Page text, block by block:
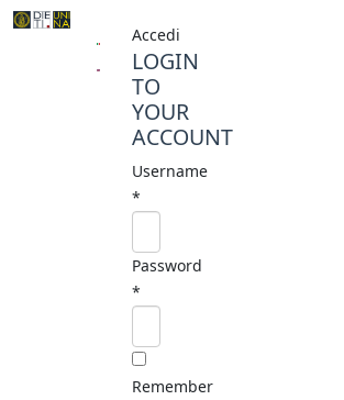
Accedi
LOGIN
TO
YOUR
ACCOUNT
Username
*
Password
*
Remember